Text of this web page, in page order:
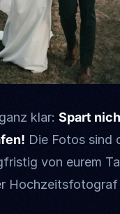
klar: Spart
Die Fotos sind
von eurem